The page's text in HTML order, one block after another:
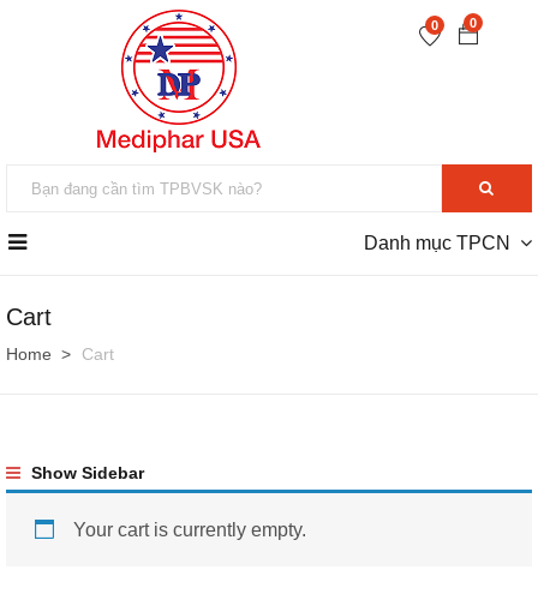
0
0
Danh mục TPCN
Cart
Home Cart
Show Sidebar
Your cart is currently empty.